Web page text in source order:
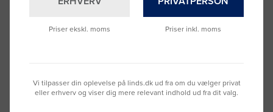
Vi sidder klar til at hjælpe dig.
Du kan også kontakte din lokale sælger
Priser ekskl. moms Priser inkl. moms
Vi tilpasser din oplevelse på linds.dk ud fra om du vælger privat
eller erhverv og viser dig mere relevant indhold ud fra dit valg.